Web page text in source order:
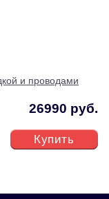
и проводами
26990 руб.
Купить